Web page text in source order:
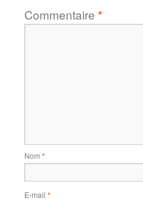
Commentaire *
Nom *
E-mail *